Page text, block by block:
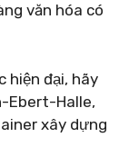
văn hóa có
hiện đại, hãy
Ebert-Halle,
xây dựng